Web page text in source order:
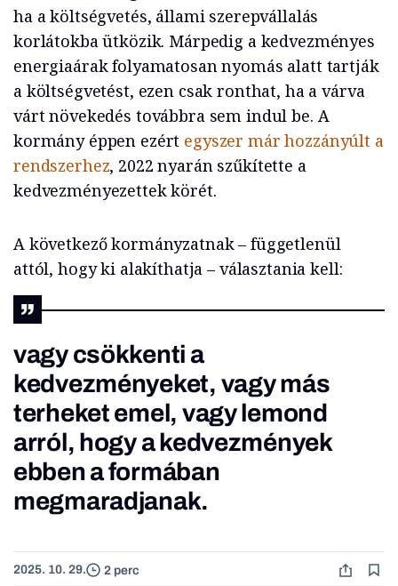
ha a költségvetés, állami szerepvállalás
korlátokba ütközik. Márpedig a kedvezményes
energiaárak folyamatosan nyomás alatt tartják
a költségvetést, ezen csak ronthat, ha a várva
várt növekedés továbbra sem indul be. A
kormány éppen ezért egyszer már hozzányúlt a
rendszerhez, 2022 nyarán szűkítette a
kedvezményezettek körét.
A következő kormányzatnak – függetlenül
attól, hogy ki alakíthatja – választania kell:
vagy csökkenti a
kedvezményeket, vagy más
terheket emel, vagy lemond
arról, hogy a kedvezmények
ebben a formában
megmaradjanak.
2025. 10. 29. 2 perc